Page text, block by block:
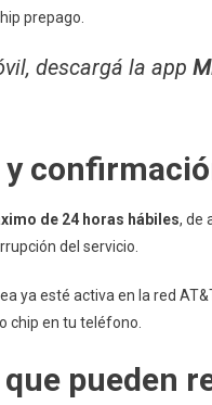
prepago.
descargá la app
y
de 24 horas hábiles, de
del servicio.
ya esté activa en la red
chip en tu teléfono.
pueden